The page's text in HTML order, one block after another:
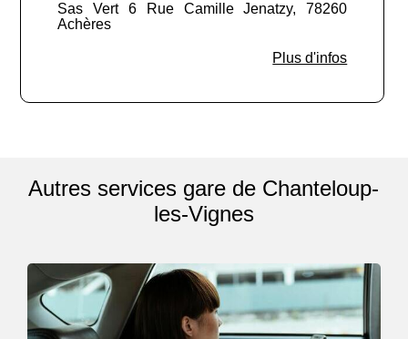
Sas Vert 6 Rue Camille Jenatzy, 78260
Achères
Plus d'infos
Autres services gare de Chanteloup-
les-Vignes